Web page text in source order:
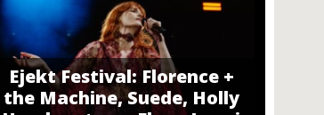
Ejekt Festival: Florence +
the Machine, Suede, Holly